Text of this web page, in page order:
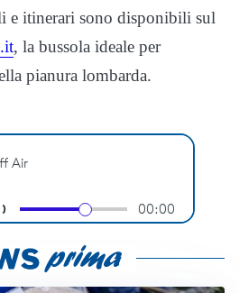
e itinerari sono disponibili sul
, la bussola ideale per
pianura lombarda.